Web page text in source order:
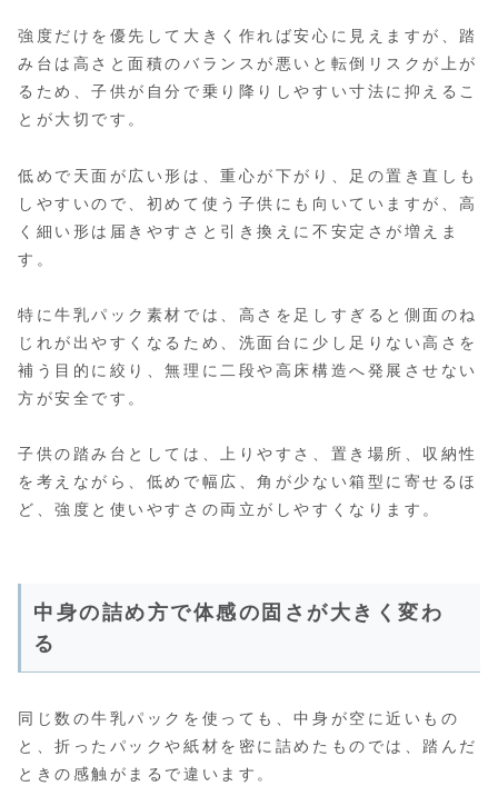
強度だけを優先して大きく作れば安心に見えますが、踏
み台は高さと面積のバランスが悪いと転倒リスクが上が
るため、子供が自分で乗り降りしやすい寸法に抑えるこ
とが大切です。
低めで天面が広い形は、重心が下がり、足の置き直しも
しやすいので、初めて使う子供にも向いていますが、高
く細い形は届きやすさと引き換えに不安定さが増えま
す。
特に牛乳パック素材では、高さを足しすぎると側面のね
じれが出やすくなるため、洗面台に少し足りない高さを
補う目的に絞り、無理に二段や高床構造へ発展させない
方が安全です。
子供の踏み台としては、上りやすさ、置き場所、収納性
を考えながら、低めで幅広、角が少ない箱型に寄せるほ
ど、強度と使いやすさの両立がしやすくなります。
中身の詰め方で体感の固さが大きく変わ
る
同じ数の牛乳パックを使っても、中身が空に近いもの
と、折ったパックや紙材を密に詰めたものでは、踏んだ
ときの感触がまるで違います。